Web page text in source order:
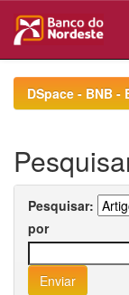
navigationDSpace - BNB
Pesquisar:
por